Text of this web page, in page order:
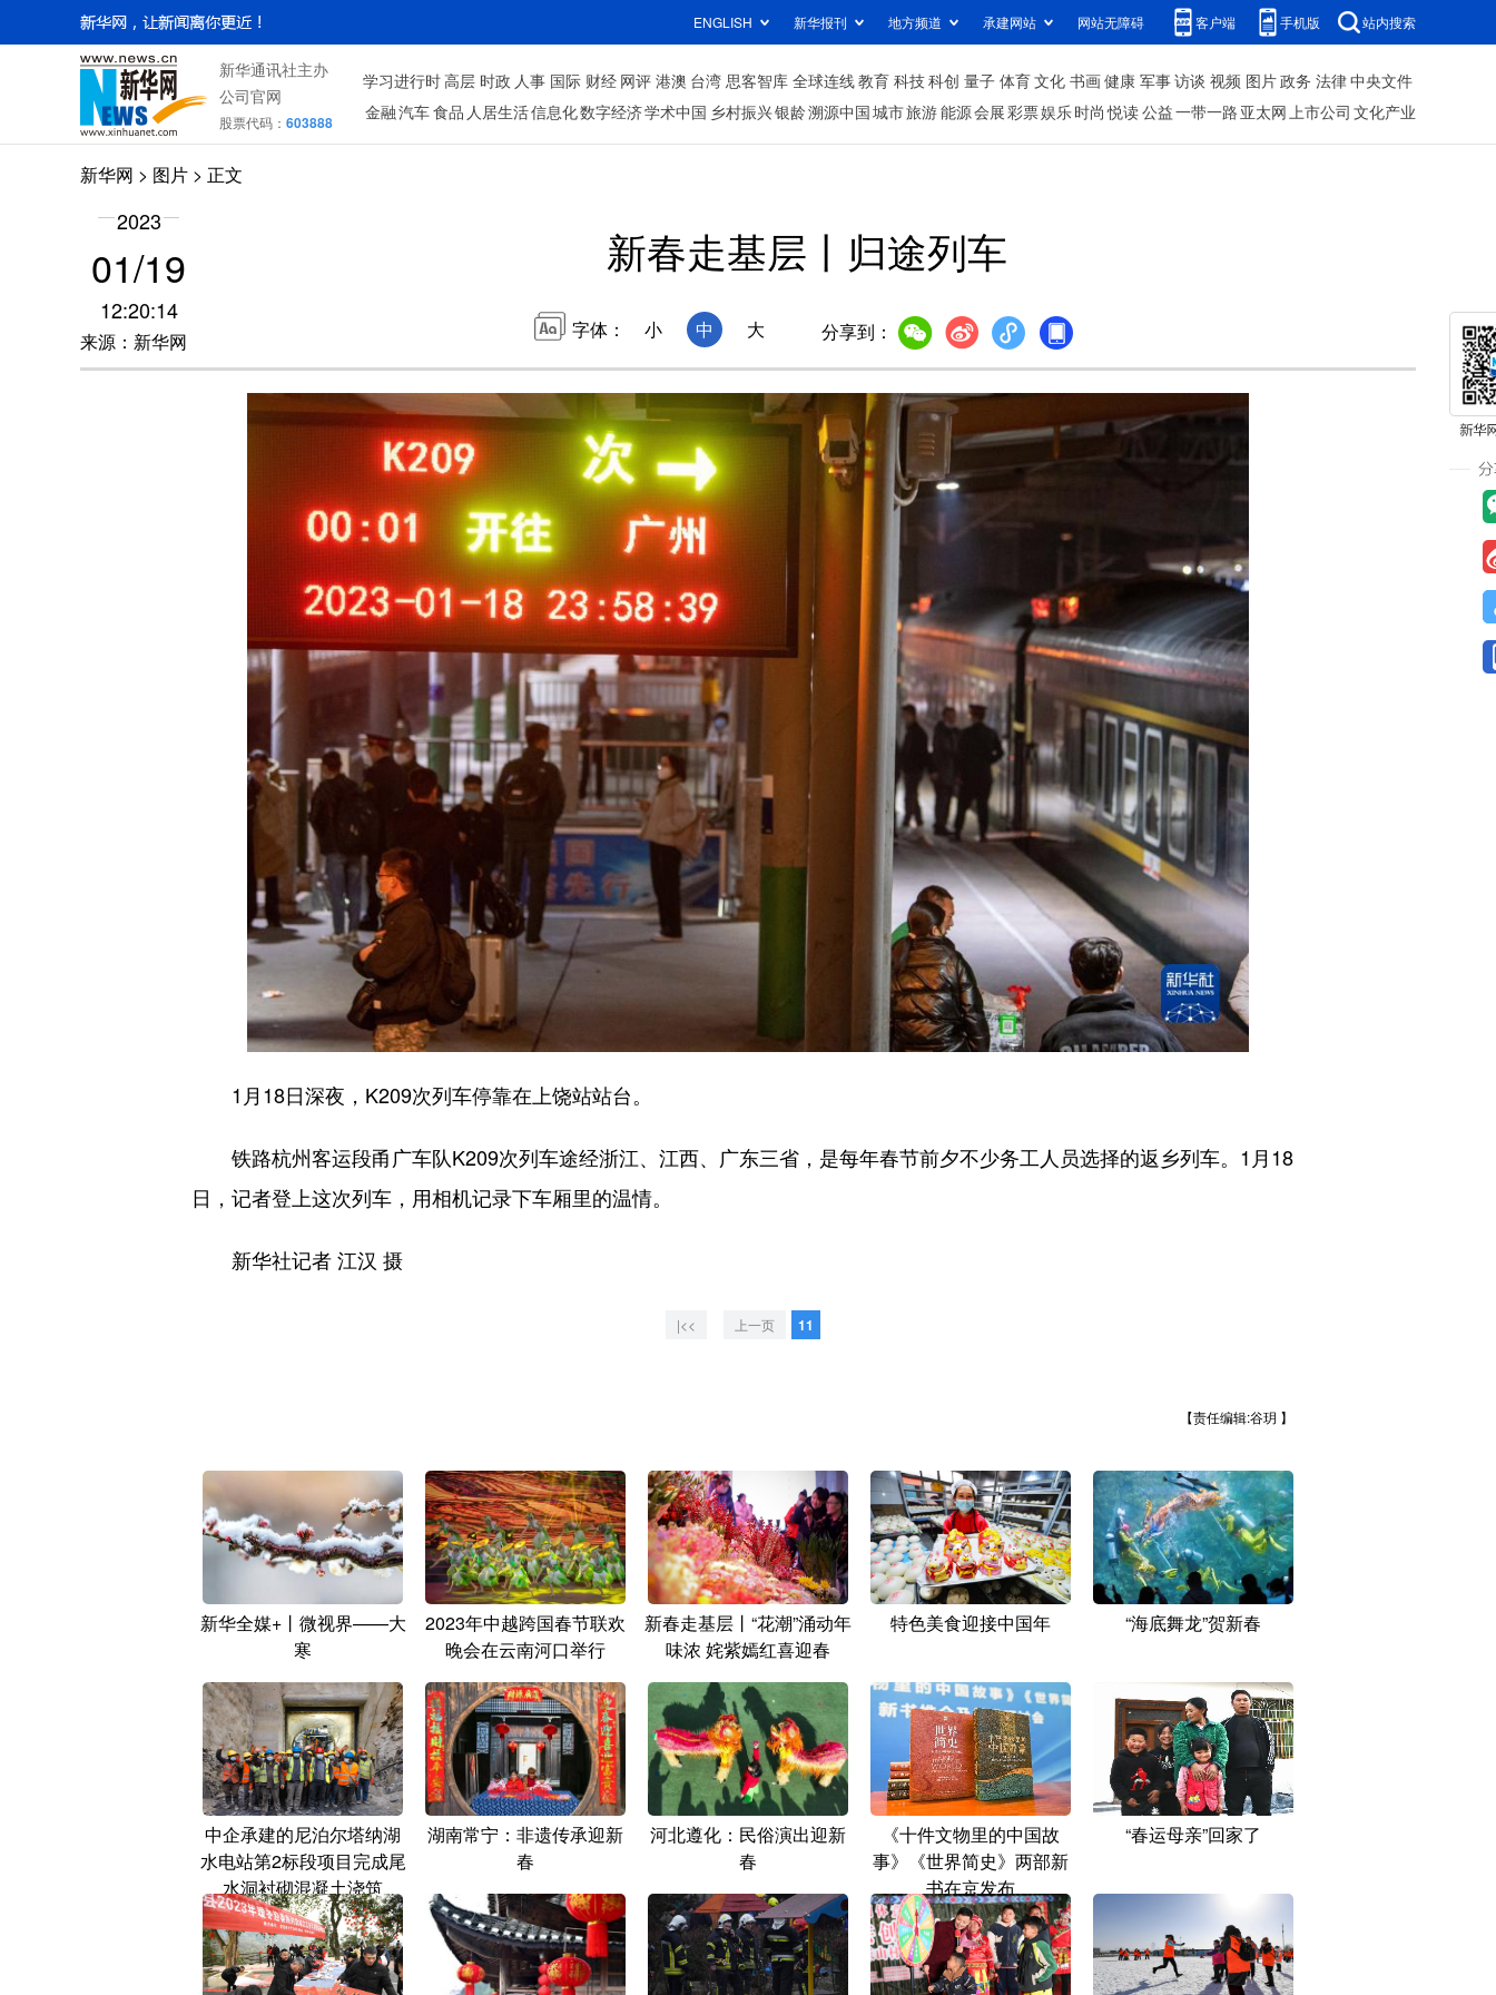
ENGLISH 新华报刊 地方频道 承建网站 网站无障碍 客户端 手机版 站内搜索
新华通讯社主办
公司官网
股票代码： 603888
学习进行时高层 时政 人事 国际 财经 网评 港澳 台湾 思客智库 全球连线教育 科技科创 量子 体育文化 书画健康 军事访谈 视频 图片政务 法律中央文件
金融汽车食品 人居生活信息化数字经济学术中国 乡村振兴银龄溯源中国城市旅游能源会展彩票娱乐时尚 悦读公益一带一路 亚太网上市公司 文化产业
新华网 > 图片 > 正文
2023
01/19
12:20:14
来源：新华网
新春走基层丨归途列车
字体： 小 中 大 分享到：
1月18日深夜，K209次列车停靠在上饶站站台。
铁路杭州客运段甬广车队K209次列车途经浙江、江西、广东三省，是每年春节前夕不少务工人员选择的返乡列车。1月18
日，记者登上这次列车，用相机记录下车厢里的温情。
新华社记者 江汉 摄
|<< 上一页 11
【责任编辑:谷玥 】
新华全媒+丨微视界——大
寒
2023年中越跨国春节联欢
晚会在云南河口举行
新春走基层丨“花潮”涌动年
味浓 姹紫嫣红喜迎春
特色美食迎接中国年 “海底舞龙”贺新春
中企承建的尼泊尔塔纳湖
水电站第2标段项目完成尾
水洞衬砌混凝土浇筑
湖南常宁：非遗传承迎新
春
河北遵化：民俗演出迎新
春
《十件文物里的中国故
事》《世界简史》两部新
书在京发布
“春运母亲”回家了